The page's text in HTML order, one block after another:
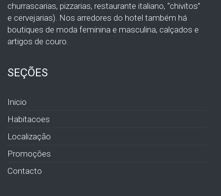
churrascarias, pizzarias, restaurante italiano, “chivitos”
e cervejarias). Nos arredores do hotel também há
boutiques de moda feminina e masculina, calçados e
artigos de couro.
SEÇÕES
Inicio
Habitacoes
Localização
Promoções
Contacto